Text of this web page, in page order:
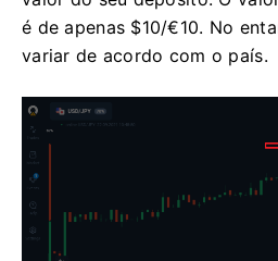
é de apenas $10/€10. No
variar de acordo com o país.